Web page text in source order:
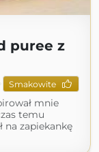
puree z
Smakowite
mnie
temu
na zapiekankę